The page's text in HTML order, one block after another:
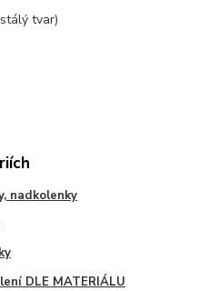
tvar)
nadkolenky
DLE MATERIÁLU